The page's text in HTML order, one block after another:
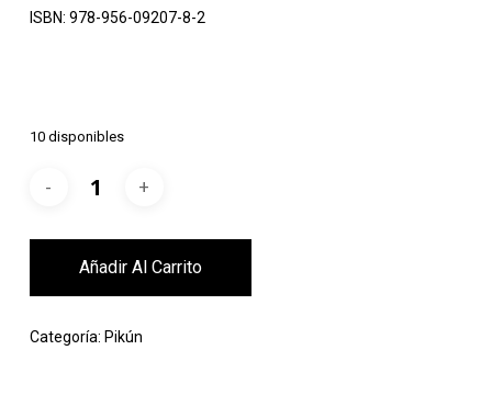
ISBN: 978-956-09207-8-2
10 disponibles
Añadir Al Carrito
Categoría: Pikún